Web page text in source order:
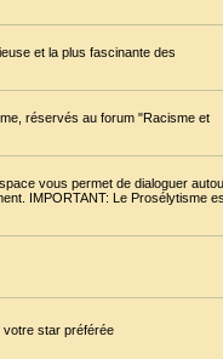
et la plus fascinante des
réservés au forum "Racisme et
vous permet de dialoguer
IMPORTANT: Le Prosélytisme
votre star préférée